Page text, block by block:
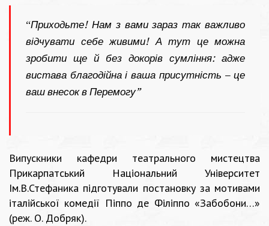
“Приходьте! Нам з вами зараз так важливо
відчувати себе живими! А тут це можна
зробити ще й без докорів сумління: адже
вистава благодійна і ваша присутність – це
ваш внесок в Перемогу”
Випускники кафедри театрального мистецтва
Прикарпатський Національний Університет
Ім.В.Стефаника підготували постановку за мотивами
італійської комедії Піппо де Філіппо «Забобони…»
(реж. О. Добряк).